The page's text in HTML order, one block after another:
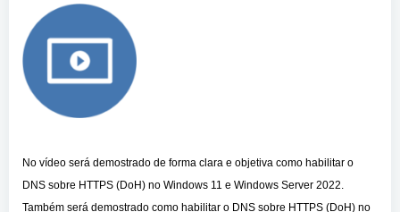
No vídeo será demostrado de forma clara e objetiva como habilitar o
DNS sobre HTTPS (DoH) no Windows 11 e Windows Server 2022.
Também será demostrado como habilitar o DNS sobre HTTPS (DoH) no